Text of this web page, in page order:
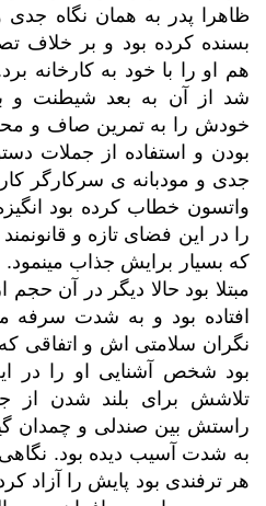
ظاهرا پدر به همان نگاه جدی
بسنده کرده بود و بر خلاف
هم او را با خود به کارخانه
شد از آن به بعد شیطنت و
خودش را به تمرین صاف و
بودن و استفاده از جملات
جدی و مودبانه ی سرکارگر
واتسون خطاب کرده بود
را در این فضای تازه و
که بسیار برایش جذاب
مبتلا بود حالا دیگر در آن
افتاده بود و به شدت سرفه
نگران سلامتی اش و اتفاقی که
بود شخص آشنایی او را در
تلاشش برای بلند شدن از جا
راستش بین صندلی و چمدان
به شدت آسیب دیده بود.
هر ترفندی بود پایش را آزاد